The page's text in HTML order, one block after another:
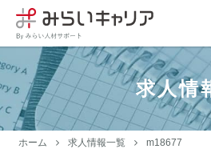
求人情
ホーム 求人情報一覧 m18677